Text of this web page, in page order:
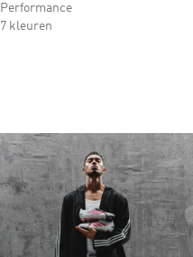
Performance
7 kleuren